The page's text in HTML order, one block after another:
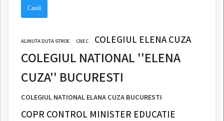
ALINUTA DUTA STROE CNEC COLEGIUL ELENA CUZA
COLEGIUL NATIONAL ''ELENA
CUZA'' BUCURESTI
COLEGIUL NATIONAL ELANA CUZA BUCURESTI
COPR CONTROL MINISTER EDUCATIE